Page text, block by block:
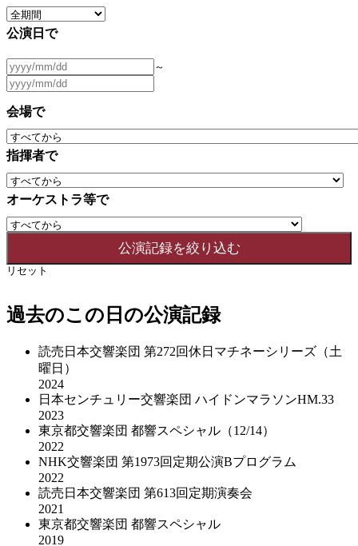
公演日で
～
会場で
指揮者で
オーケストラ等で
リセット
過去のこの日の公演記録
読売日本交響楽団 第272回休日マチネーシリーズ（土
曜日）
2024
日本センチュリー交響楽団 ハイドンマラソンHM.33
2023
東京都交響楽団 都響スペシャル（12/14）
2022
NHK交響楽団 第1973回定期公演Bプログラム
2022
読売日本交響楽団 第613回定期演奏会
2021
東京都交響楽団 都響スペシャル
2019